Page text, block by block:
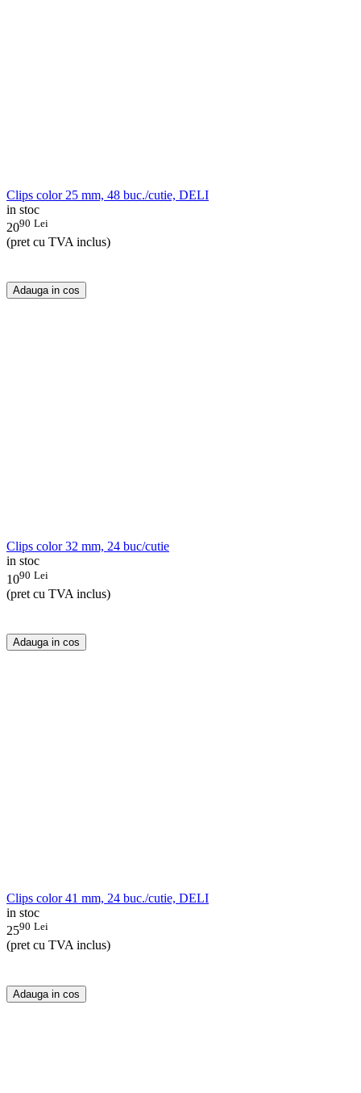
Clips color 25 mm, 48 buc./cutie, DELI
in stoc
2090 Lei
(pret cu TVA inclus)
Adauga in cos
Clips color 32 mm, 24 buc/cutie
in stoc
1090 Lei
(pret cu TVA inclus)
Adauga in cos
Clips color 41 mm, 24 buc./cutie, DELI
in stoc
2590 Lei
(pret cu TVA inclus)
Adauga in cos